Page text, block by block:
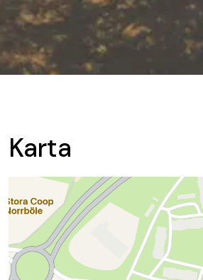
Karta